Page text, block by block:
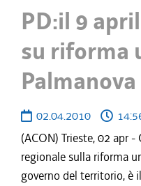
PD:il 9
su riforma
Palmanova
02.04.2010
(ACON) Trieste, 02 apr
regionale sulla riforma
governo del territorio, è